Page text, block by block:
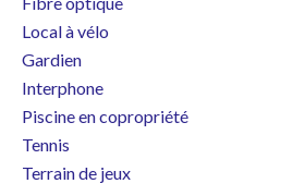
Local à vélo
Gardien
Interphone
Piscine en copropriété
Tennis
Terrain de jeux